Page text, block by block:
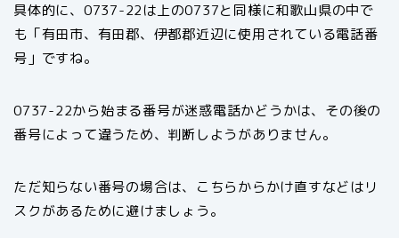
具体的に、0737-22は上の0737と同様に和歌山県の中で
も「有田市、有田郡、伊都郡近辺に使用されている電話番
号」ですね。
0737-22から始まる番号が迷惑電話かどうかは、その後の
番号によって違うため、判断しようがありません。
ただ知らない番号の場合は、こちらからかけ直すなどはリ
スクがあるために避けましょう。